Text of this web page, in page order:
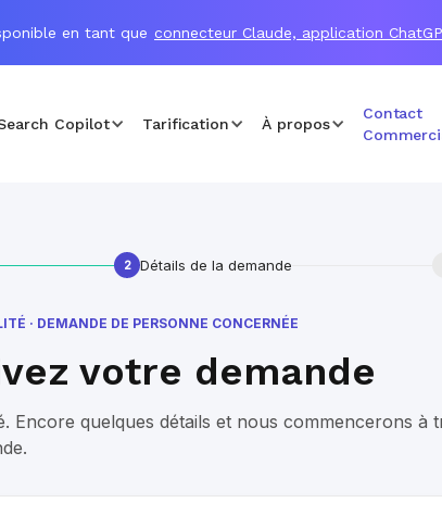
en tant que connecteur Claude, application
Copilot Tarification À propos
Contact
2 Détails de la demande
· DEMANDE DE PERSONNE CONCERNÉE
votre demande
Encore quelques détails et nous commencerons à